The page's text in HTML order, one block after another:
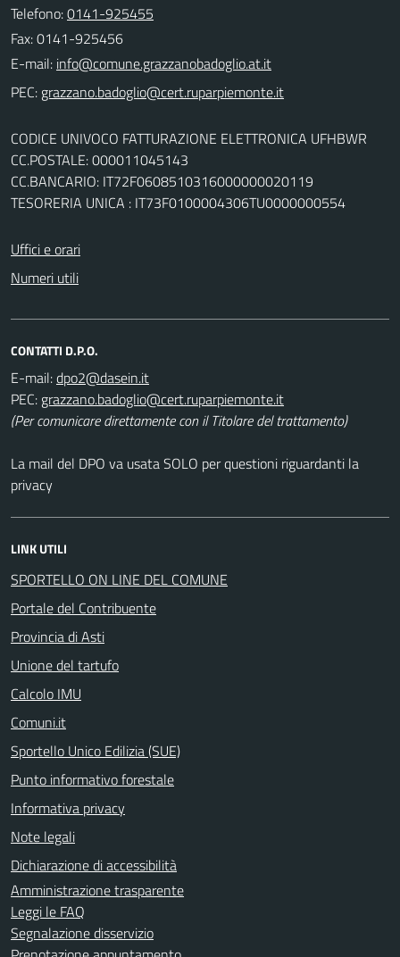
Telefono:0141-925455
Fax: 0141-925456
E-mail:
PEC:
CODICE UNIVOCO FATTURAZIONE ELETTRONICA UFHBWR
CC.POSTALE: 000011045143
CC.BANCARIO: IT72F0608510316000000020119
TESORERIA UNICA : IT73F0100004306TU0000000554
Uffici e orari
Numeri utili
CONTATTI D.P.O.
E-mail:
PEC:
(Per comunicare direttamente con il Titolare del trattamento)
La mail del DPO va usata SOLO per questioni riguardanti la
privacy
LINK UTILI
SPORTELLO ON LINE DEL COMUNE
Portale del Contribuente
Provincia di Asti
Unione del tartufo
Calcolo IMU
Comuni.it
Sportello Unico Edilizia (SUE)
Punto informativo forestale
Informativa privacy
Note legali
Dichiarazione di accessibilità
Amministrazione trasparente
Leggi le FAQ
Segnalazione disservizio